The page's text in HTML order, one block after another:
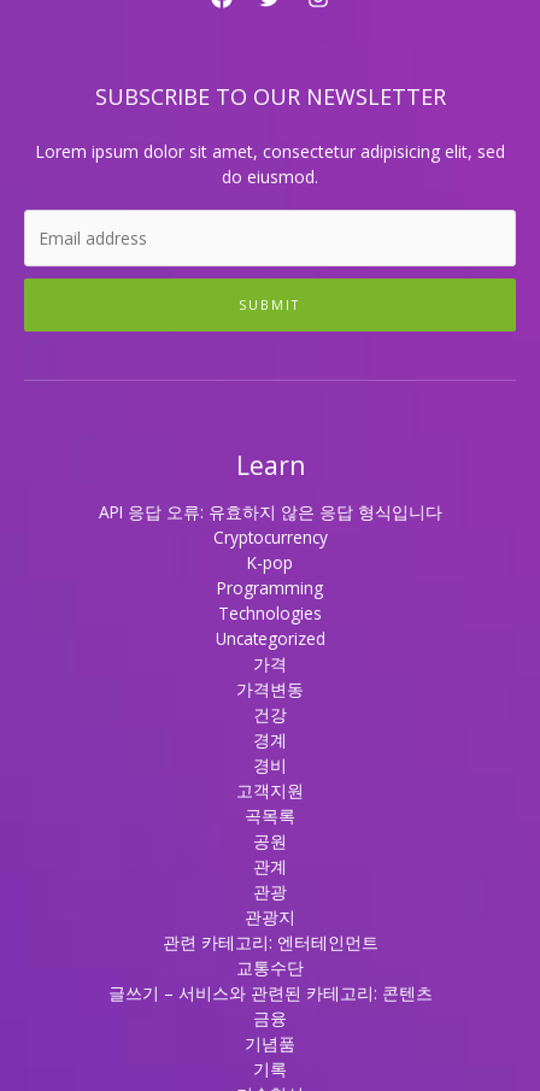
SUBSCRIBE TO OUR NEWSLETTER
Lorem ipsum dolor sit amet, consectetur adipisicing elit, sed
do eiusmod.
SUBMIT
Learn
API 응답 오류: 유효하지 않은 응답 형식입니다
Cryptocurrency
K-pop
Programming
Technologies
Uncategorized
가격
가격변동
건강
경계
경비
고객지원
곡목록
공원
관계
관광
관광지
관련 카테고리: 엔터테인먼트
교통수단
글쓰기 – 서비스와 관련된 카테고리: 콘텐츠
금융
기념품
기록